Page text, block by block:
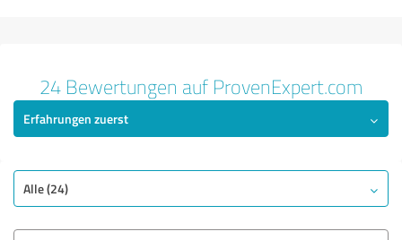
24 Bewertungen auf ProvenExpert.com
Erfahrungen zuerst
Alle (24)